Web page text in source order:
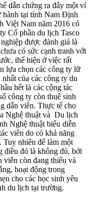
chứng ra đây một ví
hành tại tỉnh Nam Định
Việt Nam năm 2016 có
Cổ phần du lịch Tasco
được đánh giá là
có sức cạnh tranh với
thể hiện ở việc rất
lựa chọn các công ty lữ
của các công ty du
hết là các cộng tác
công ty còn thuê sinh
dẫn viên. Thực tế cho
Nghệ thuật và Du lịch
Nghệ thuật biểu diễn
viên do có khả năng
Tuy nhiên để làm một
điều đó là không đủ, bởi
viên còn đang thiếu và
hoạt động trong
cho các học sinh yêu
du lịch tại trường.